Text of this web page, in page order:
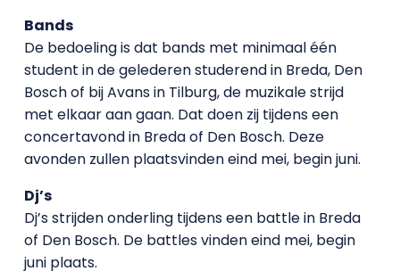
Bands
De bedoeling is dat bands met minimaal één
student in de gelederen studerend in Breda, Den
Bosch of bij Avans in Tilburg, de muzikale strijd
met elkaar aan gaan. Dat doen zij tijdens een
concertavond in Breda of Den Bosch. Deze
avonden zullen plaatsvinden eind mei, begin juni.
Dj’s
Dj’s strijden onderling tijdens een battle in Breda
of Den Bosch. De battles vinden eind mei, begin
juni plaats.